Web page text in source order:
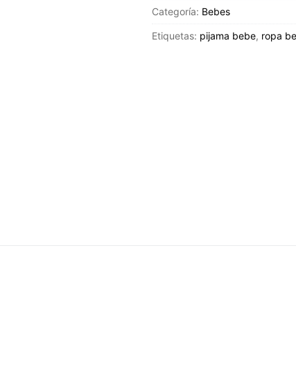
Categoría: Bebes
Etiquetas: pijama bebe, ropa